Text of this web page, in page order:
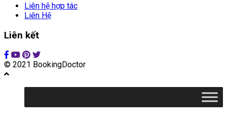
Liên hệ hợp tác
Liên Hệ
Liên kết
© 2021 BookingDoctor